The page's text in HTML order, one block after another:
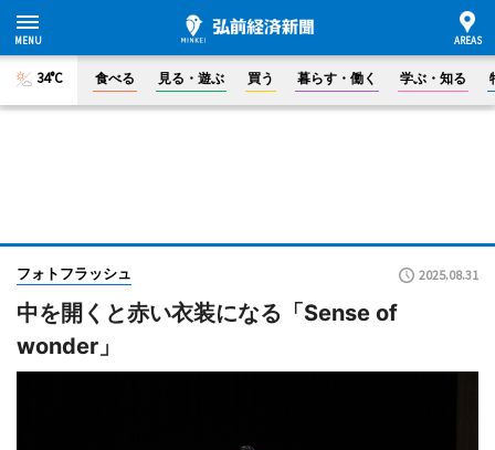
34°C 食べる 見る・遊ぶ 買う 暮らす・働く 学ぶ・知る
フォトフラッシュ 2025.08.31
中を開くと赤い衣装になる「Sense of
wonder」